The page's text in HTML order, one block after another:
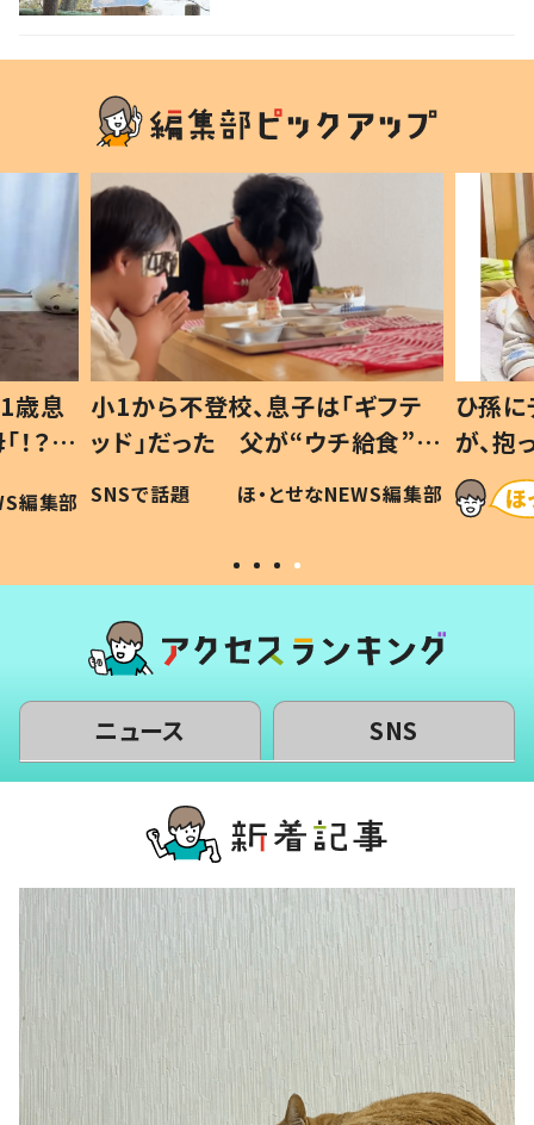
歳息
？」
編集部
小1から不登校、息子は「ギフテ
ッド」だった 父が“ウチ給食”を
作り続ける理由とは #令和の親
#令和の子
SNSで話題 ほ・とせなNEWS編集部
ひ孫
が、
「涙が
い」
ニュース SNS